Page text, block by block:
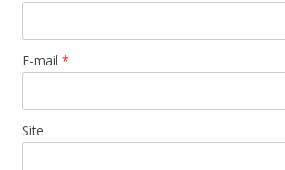
E-mail *
Site